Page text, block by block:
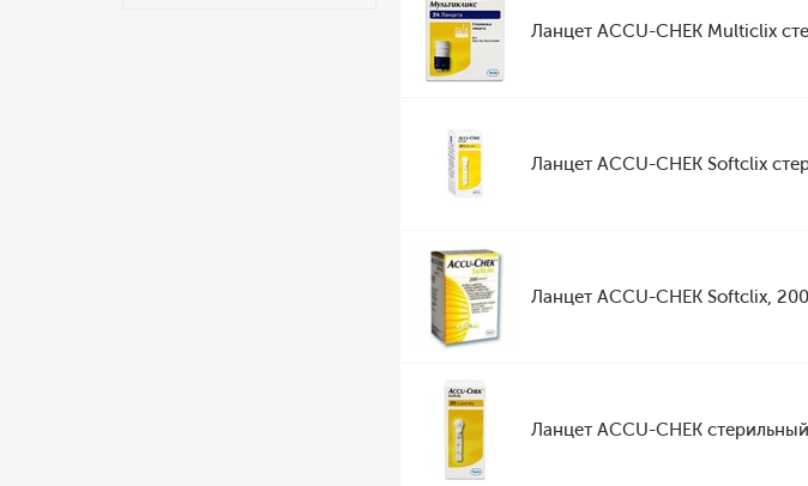
Ланцет ACCU-CHEK Multiclix
Ланцет ACCU-CHEK Softclix
Ланцет ACCU-CHEK Softclix,
Ланцет ACCU-CHEK